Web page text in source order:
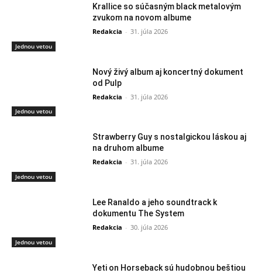
Jednou vetou
Krallice so súčasným black metalovým
zvukom na novom albume
Redakcia - 31. júla 2026
Jednou vetou
Nový živý album aj koncertný dokument
od Pulp
Redakcia - 31. júla 2026
Jednou vetou
Strawberry Guy s nostalgickou láskou aj
na druhom albume
Redakcia - 31. júla 2026
Jednou vetou
Lee Ranaldo a jeho soundtrack k
dokumentu The System
Redakcia - 30. júla 2026
Yeti on Horseback sú hudobnou beštiou